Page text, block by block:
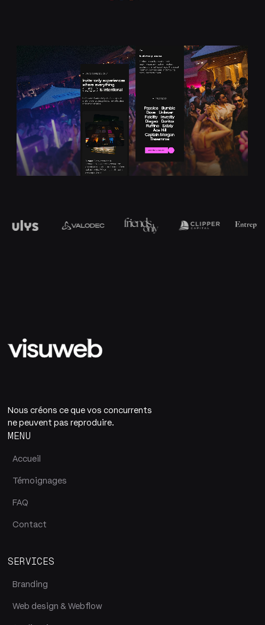
Nous créons ce que vos concurrents
ne peuvent pas reproduire.
MENU
Accueil
Témoignages
FAQ
Contact
SERVICES
Branding
Web design & Webflow